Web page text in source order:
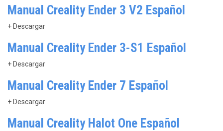
Manual Creality Ender 3 V2 Español
+ Descargar
Manual Creality Ender 3-S1 Español
+ Descargar
Manual Creality Ender 7 Español
+ Descargar
Manual Creality Halot One Español